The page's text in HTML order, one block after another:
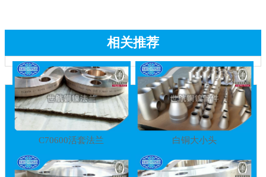
相关推荐
C70600活套法兰 白铜大小头